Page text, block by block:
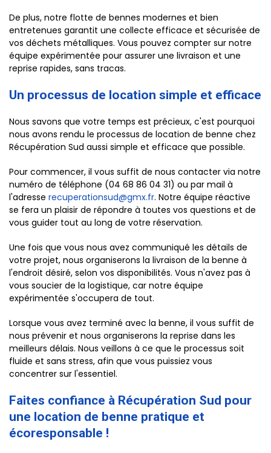
De plus, notre flotte de bennes modernes et bien
entretenues garantit une collecte efficace et sécurisée de
vos déchets métalliques. Vous pouvez compter sur notre
équipe expérimentée pour assurer une livraison et une
reprise rapides, sans tracas.
Un processus de location simple et efficace
Nous savons que votre temps est précieux, c'est pourquoi
nous avons rendu le processus de location de benne chez
Récupération Sud aussi simple et efficace que possible.
Pour commencer, il vous suffit de nous contacter via notre
numéro de téléphone (04 68 86 04 31) ou par mail à
l'adresse recuperationsud@gmx.fr. Notre équipe réactive
se fera un plaisir de répondre à toutes vos questions et de
vous guider tout au long de votre réservation.
Une fois que vous nous avez communiqué les détails de
votre projet, nous organiserons la livraison de la benne à
l'endroit désiré, selon vos disponibilités. Vous n'avez pas à
vous soucier de la logistique, car notre équipe
expérimentée s'occupera de tout.
Lorsque vous avez terminé avec la benne, il vous suffit de
nous prévenir et nous organiserons la reprise dans les
meilleurs délais. Nous veillons à ce que le processus soit
fluide et sans stress, afin que vous puissiez vous
concentrer sur l'essentiel.
Faites confiance à Récupération Sud pour
une location de benne pratique et
écoresponsable !